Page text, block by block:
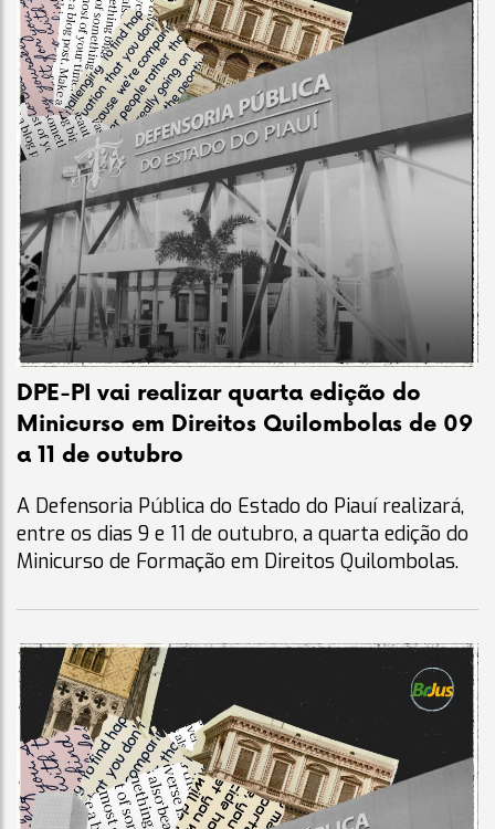
DPE-PI vai realizar quarta edição do
Minicurso em Direitos Quilombolas de 09
a 11 de outubro
A Defensoria Pública do Estado do Piauí realizará,
entre os dias 9 e 11 de outubro, a quarta edição do
Minicurso de Formação em Direitos Quilombolas.